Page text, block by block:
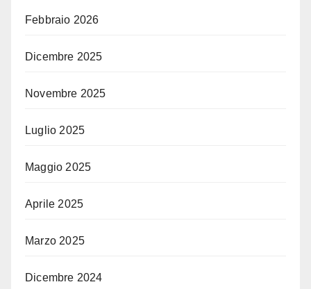
Febbraio 2026
Dicembre 2025
Novembre 2025
Luglio 2025
Maggio 2025
Aprile 2025
Marzo 2025
Dicembre 2024